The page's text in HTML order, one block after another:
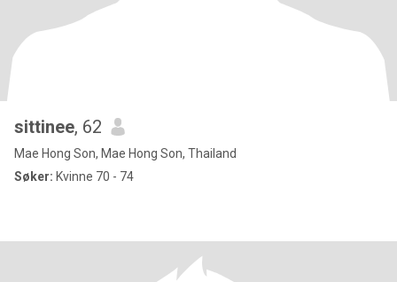
sittinee, 62
Mae Hong Son, Mae Hong Son, Thailand
Søker: Kvinne 70 - 74